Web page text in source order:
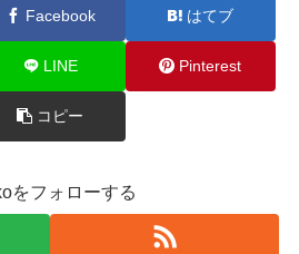
Facebook はてブ
LINE Pinterest
コピー
をフォローする